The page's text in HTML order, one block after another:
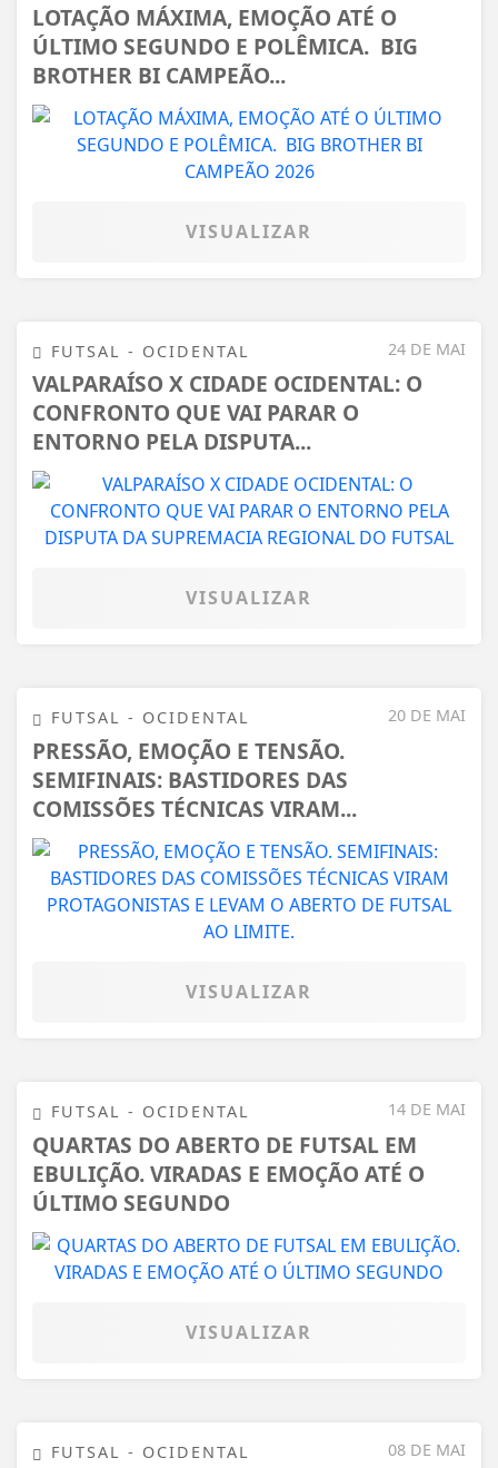
LOTAÇÃO MÁXIMA, EMOÇÃO ATÉ O
ÚLTIMO SEGUNDO E POLÊMICA. BIG
BROTHER BI CAMPEÃO...
VISUALIZAR
24 DE MAI
FUTSAL - OCIDENTAL
VALPARAÍSO X CIDADE OCIDENTAL: O
CONFRONTO QUE VAI PARAR O
ENTORNO PELA DISPUTA...
VISUALIZAR
20 DE MAI
FUTSAL - OCIDENTAL
PRESSÃO, EMOÇÃO E TENSÃO.
SEMIFINAIS: BASTIDORES DAS
COMISSÕES TÉCNICAS VIRAM...
VISUALIZAR
14 DE MAI
FUTSAL - OCIDENTAL
QUARTAS DO ABERTO DE FUTSAL EM
EBULIÇÃO. VIRADAS E EMOÇÃO ATÉ O
ÚLTIMO SEGUNDO
VISUALIZAR
08 DE MAI
FUTSAL - OCIDENTAL